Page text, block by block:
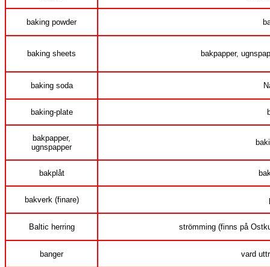
baking powder
baking sheets bakpapper,
baking soda
baking-plate
bakpapper,
ugnspapper
bakplåt
bakverk (finare)
Baltic herring strömming (finns på
banger vard